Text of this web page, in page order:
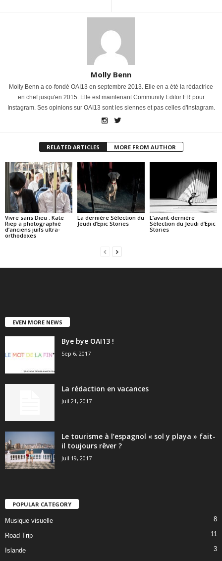
Molly Benn
Molly Benn a co-fondé OAI13 en septembre 2013. Elle en a été la rédactrice
en chef jusqu'en 2015. Elle est maintenant Community Editor FR pour
Instagram. Ses opinions sur OAI13 sont les siennes et pas celles d'Instagram.
RELATED ARTICLES MORE FROM AUTHOR
Vivre sans Dieu : Kate
Riep a photographié
d’anciens juifs ultra-
orthodoxes
La dernière Sélection du
Jeudi d’Epic Stories
L’avant-dernière
Sélection du Jeudi d’Epic
Stories
EVEN MORE NEWS
Bye bye OAI13 !
Sep 6, 2017
La rédaction en vacances
Juil 21, 2017
Le tourisme à l’espagnol « sol y playa » fait-
il toujours rêver ?
Juil 19, 2017
POPULAR CATEGORY
Musique visuelle 8
Road Trip 11
Islande
3